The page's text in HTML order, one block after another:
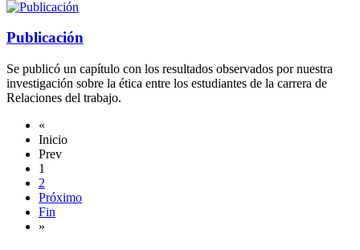
Publicación
Se publicó un capítulo con los resultados observados por nuestra
investigación sobre la ética entre los estudiantes de la carrera de
Relaciones del trabajo.
«
Inicio
Prev
1
2
Próximo
Fin
»